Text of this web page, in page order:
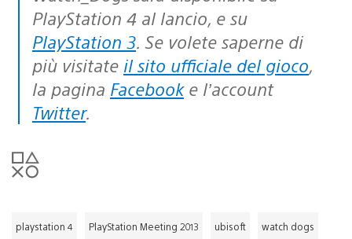
PlayStation 4 al lancio, e su
PlayStation 3. Se volete saperne di
più visitate il sito ufficiale del gioco,
la pagina Facebooke l’account
Twitter.
playstation 4 PlayStation Meeting 2013 ubisoft watch dogs